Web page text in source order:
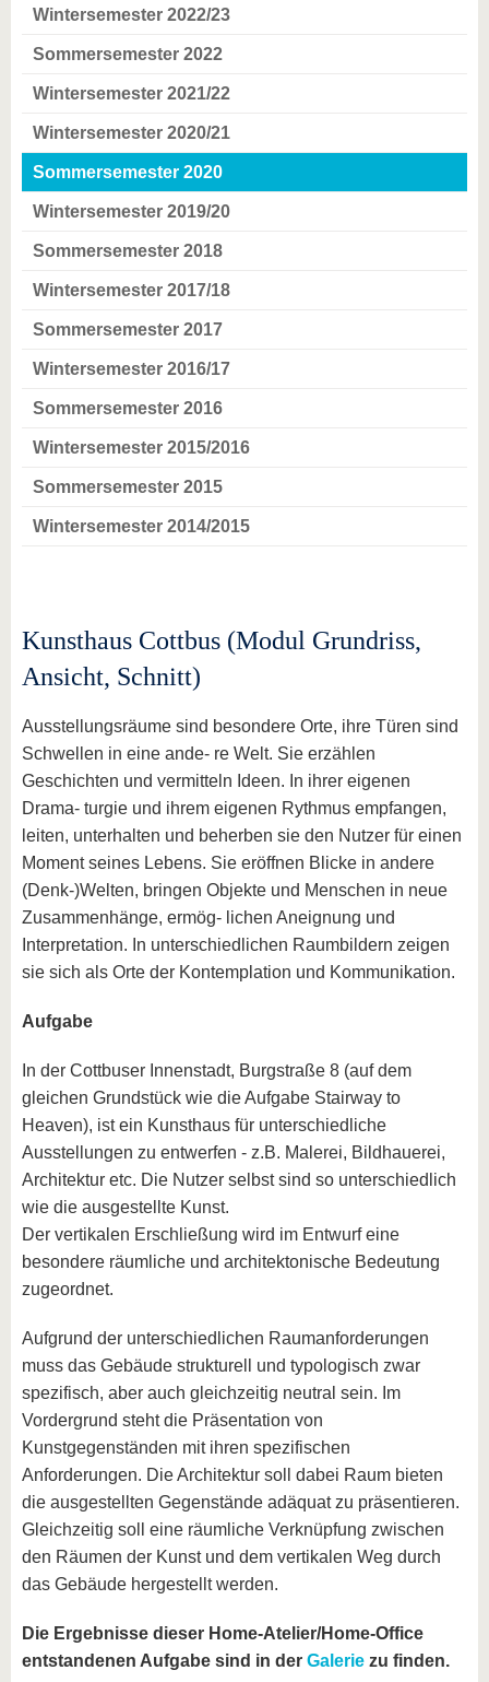
Wintersemester 2022/23
Sommersemester 2022
Wintersemester 2021/22
Wintersemester 2020/21
Sommersemester 2020
Wintersemester 2019/20
Sommersemester 2018
Wintersemester 2017/18
Sommersemester 2017
Wintersemester 2016/17
Sommersemester 2016
Wintersemester 2015/2016
Sommersemester 2015
Wintersemester 2014/2015
Kunsthaus Cottbus (Modul Grundriss,
Ansicht, Schnitt)
Ausstellungsräume sind besondere Orte, ihre Türen sind
Schwellen in eine ande- re Welt. Sie erzählen
Geschichten und vermitteln Ideen. In ihrer eigenen
Drama- turgie und ihrem eigenen Rythmus empfangen,
leiten, unterhalten und beherben sie den Nutzer für einen
Moment seines Lebens. Sie eröffnen Blicke in andere
(Denk-)Welten, bringen Objekte und Menschen in neue
Zusammenhänge, ermög- lichen Aneignung und
Interpretation. In unterschiedlichen Raumbildern zeigen
sie sich als Orte der Kontemplation und Kommunikation.
Aufgabe
In der Cottbuser Innenstadt, Burgstraße 8 (auf dem
gleichen Grundstück wie die Aufgabe Stairway to
Heaven), ist ein Kunsthaus für unterschiedliche
Ausstellungen zu entwerfen - z.B. Malerei, Bildhauerei,
Architektur etc. Die Nutzer selbst sind so unterschiedlich
wie die ausgestellte Kunst.
Der vertikalen Erschließung wird im Entwurf eine
besondere räumliche und architektonische Bedeutung
zugeordnet.
Aufgrund der unterschiedlichen Raumanforderungen
muss das Gebäude strukturell und typologisch zwar
spezifisch, aber auch gleichzeitig neutral sein. Im
Vordergrund steht die Präsentation von
Kunstgegenständen mit ihren spezifischen
Anforderungen. Die Architektur soll dabei Raum bieten
die ausgestellten Gegenstände adäquat zu präsentieren.
Gleichzeitig soll eine räumliche Verknüpfung zwischen
den Räumen der Kunst und dem vertikalen Weg durch
das Gebäude hergestellt werden.
Die Ergebnisse dieser Home-Atelier/Home-Office
entstandenen Aufgabe sind in der Galerie zu finden.